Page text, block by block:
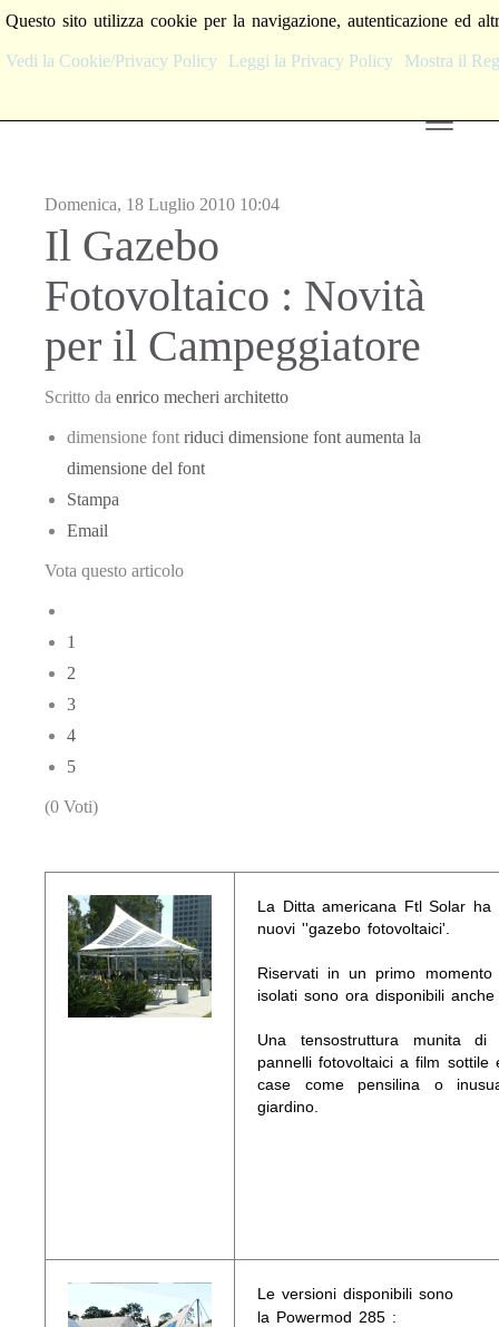
Domenica, 18 Luglio 2010 10:04
Il Gazebo
Fotovoltaico : Novità
per il Campeggiatore
Scritto da enrico mecheri architetto
dimensione font riduci dimensione font aumenta la
dimensione del font
Stampa
Email
Vota questo articolo
1
2
3
4
5
(0 Voti)
La Ditta americana Ftl Solar
nuovi ''gazebo fotovoltaici'.
Riservati in un primo momento
isolati sono ora disponibili
Una tensostruttura munita
pannelli fotovoltaici a film sottile
case come pensilina o
giardino.
Le versioni disponibili sono
la Powermod 285 :
Questo sito utilizza cookie per la navigazione, autenticazione ed
Vedi la Cookie/Privacy Policy Leggi la Privacy Policy Mostra il